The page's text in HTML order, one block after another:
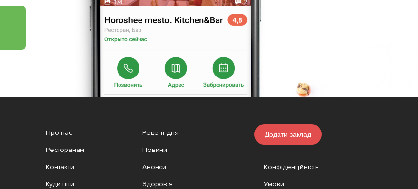
Про нас
Ресторанам
Контакти
Куди піти
Рецепт дня
Новини
Анонси
Здоров'я
Додати заклад
Конфіденційність
Умови